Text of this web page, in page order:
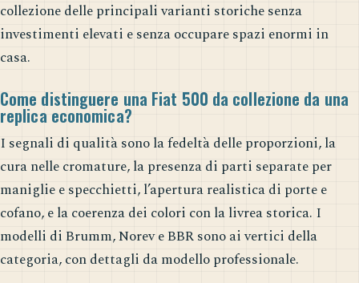
collezione delle principali varianti storiche senza
investimenti elevati e senza occupare spazi enormi in
casa.
Come distinguere una Fiat 500 da collezione da una
replica economica?
I segnali di qualità sono la fedeltà delle proporzioni, la
cura nelle cromature, la presenza di parti separate per
maniglie e specchietti, l’apertura realistica di porte e
cofano, e la coerenza dei colori con la livrea storica. I
modelli di Brumm, Norev e BBR sono ai vertici della
categoria, con dettagli da modello professionale.